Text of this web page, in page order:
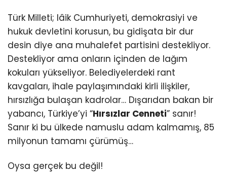
Türk Milleti; lâik Cumhuriyeti, demokrasiyi ve
hukuk devletini korusun, bu gidişata bir dur
desin diye ana muhalefet partisini destekliyor.
Destekliyor ama onların içinden de lağım
kokuları yükseliyor. Belediyelerdeki rant
kavgaları, ihale paylaşımındaki kirli ilişkiler,
hırsızlığa bulaşan kadrolar… Dışarıdan bakan bir
yabancı, Türkiye’yi “Hırsızlar Cenneti” sanır!
Sanır ki bu ülkede namuslu adam kalmamış, 85
milyonun tamamı çürümüş…
Oysa gerçek bu değil!